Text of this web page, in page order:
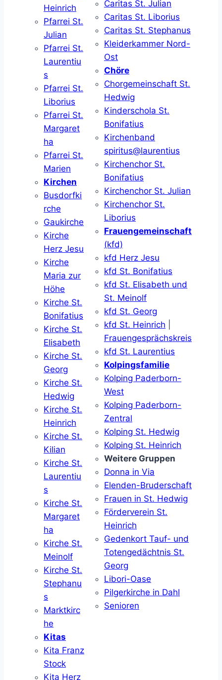
Heinrich
Pfarrei St.
Julian
Pfarrei St.
Laurentiu
s
Pfarrei St.
Liborius
Pfarrei St.
Margaret
ha
Pfarrei St.
Marien
Kirchen
Busdorfki
rche
Gaukirche
Kirche
Herz Jesu
Kirche
Maria zur
Höhe
Kirche St.
Bonifatius
Kirche St.
Elisabeth
Kirche St.
Georg
Kirche St.
Hedwig
Kirche St.
Heinrich
Kirche St.
Kilian
Kirche St.
Laurentiu
s
Kirche St.
Margaret
ha
Kirche St.
Meinolf
Kirche St.
Stephanu
s
Marktkirc
he
Kitas
Kita Franz
Stock
Kita Herz
Caritas St. Julian
Caritas St. Liborius
Caritas St. Stephanus
Kleiderkammer Nord-
Ost
Chöre
Chorgemeinschaft St.
Hedwig
Kinderschola St.
Bonifatius
Kirchenband
spiritus@laurentius
Kirchenchor St.
Bonifatius
Kirchenchor St. Julian
Kirchenchor St.
Liborius
Frauengemeinschaft
(kfd)
kfd Herz Jesu
kfd St. Bonifatius
kfd St. Elisabeth und
St. Meinolf
kfd St. Georg
kfd St. Heinrich
Frauengesprächskreis
kfd St. Laurentius
Kolpingsfamilie
Kolping Paderborn-
West
Kolping Paderborn-
Zentral
Kolping St. Hedwig
Kolping St. Heinrich
Weitere Gruppen
Donna in Via
Elenden-Bruderschaft
Frauen in St. Hedwig
Förderverein St.
Heinrich
Gedenkort Tauf- und
Totengedächtnis St.
Georg
Libori-Oase
Pilgerkirche in Dahl
Senioren